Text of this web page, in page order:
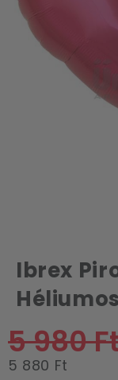
Ibrex
5 980
5 880 Ft